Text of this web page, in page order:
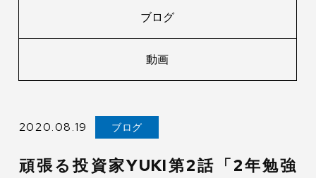
ブログ
動画
2020.08.19 ブログ
頑張る投資家YUKI第2話「2年勉強